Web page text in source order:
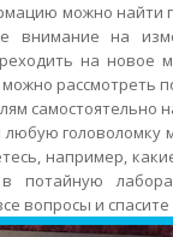
можно найти
внимание на
на новое
рассмотреть
самостоятельно
любую головоломку
например,
потайную
вопросы и